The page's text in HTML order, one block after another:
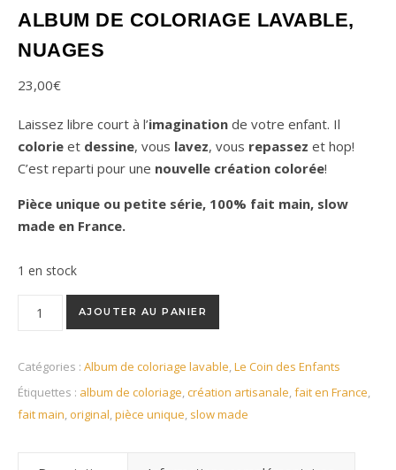
ALBUM DE COLORIAGE LAVABLE,
NUAGES
23,00€
Laissez libre court à l’imagination de votre enfant. Il
colorie et dessine, vous lavez, vous repassez et hop!
C’est reparti pour une nouvelle création colorée!
Pièce unique ou petite série, 100% fait main, slow
made en France.
1 en stock
quantité de Album de coloriage lavable, nuages
AJOUTER AU PANIER
Catégories : Album de coloriage lavable,Le Coin des Enfants
Étiquettes : album de coloriage,création artisanale,fait en France,
fait main, original,pièce unique, slow made